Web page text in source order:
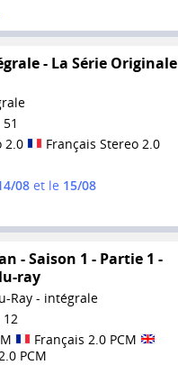
- La Série Originale
51
2.0
Français Stereo 2.0
08et le 15/08
- Saison 1 - Partie 1 -
ray
Ray - intégrale
12
Français 2.0 PCM
PCM